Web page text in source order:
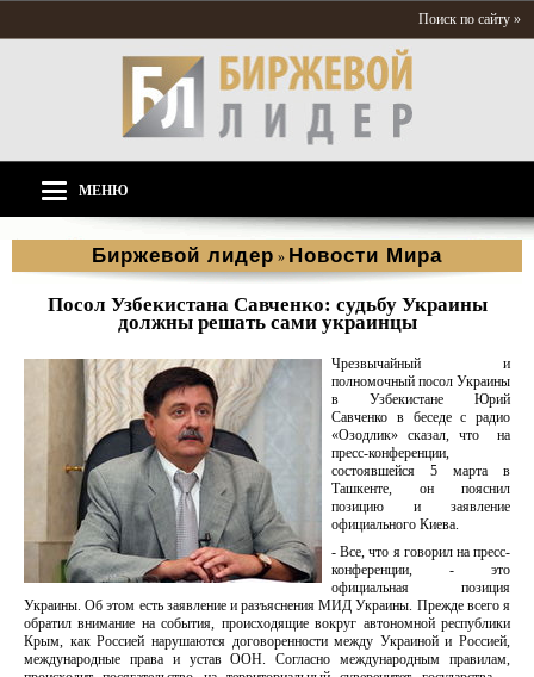
Поиск по сайту »
МЕНЮ
Биржевой лидер » Новости Мира
Посол Узбекистана Савченко: судьбу Украины
должны решать сами украинцы
Чрезвычайный и
полномочный посол Украины
в Узбекистане Юрий
Савченко в беседе с радио
«Озодлик» сказал, что на
пресс-конференции,
состоявшейся 5 марта в
Ташкенте, он пояснил
позицию и заявление
официального Киева.
- Все, что я говорил на пресс-
конференции, - это
официальная позиция
Украины. Об этом есть заявление и разъяснения МИД Украины. Прежде всего я
обратил внимание на события, происходящие вокруг автономной республики
Крым, как Россией нарушаются договоренности между Украиной и Россией,
международные права и устав ООН. Согласно международным правилам,